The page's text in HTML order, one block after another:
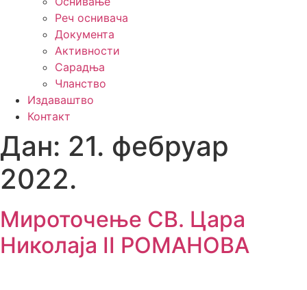
Реч оснивача
Документа
Активности
Сарадња
Чланство
Издаваштво
Контакт
Дан: 21. фебруар
2022.
Мироточење СВ. Цара
Николаја II РОМАНОВА